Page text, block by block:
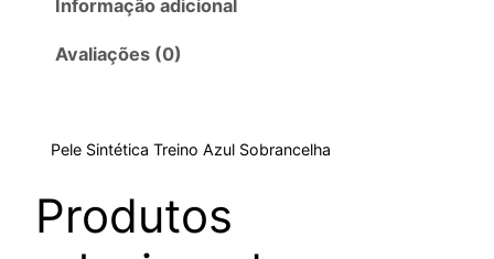
Informação adicional
Avaliações (0)
Pele Sintética Treino Azul Sobrancelha
Produtos